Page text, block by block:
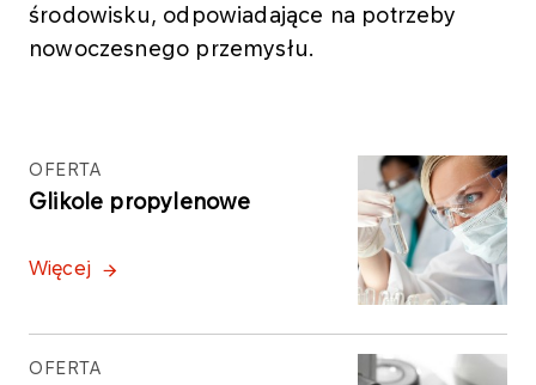
środowisku, odpowiadające na potrzeby
nowoczesnego przemysłu.
OFERTA
Glikole propylenowe
Więcej
OFERTA